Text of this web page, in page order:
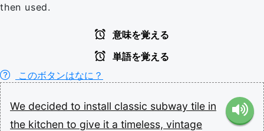
then used.
意味を覚える
単語を覚える
このボタンはなに？
We decided to install classic subway tile in
the kitchen to give it a timeless, vintage